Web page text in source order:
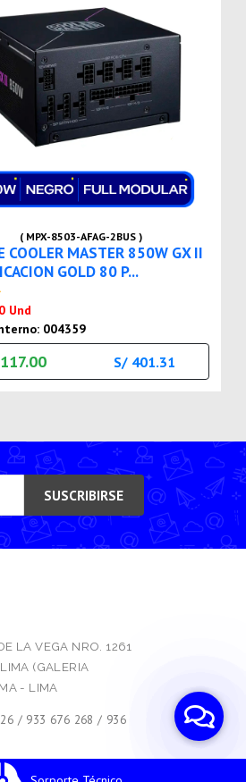
( MPX-8503-AFAG-2BUS )
COOLER MASTER 850W GX II
GOLD 80 P...
0 Und
004359
S/ 401.31
SUSCRIBIRSE
LA VEGA NRO. 1261
(GALERIA
- LIMA
/ 933 676 268 / 936